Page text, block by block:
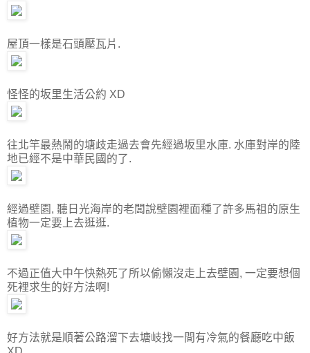
屋頂一樣是石頭壓瓦片.
怪怪的坂里生活公約 XD
往北竿最熱鬧的塘歧走過去會先經過坂里水庫. 水庫對岸的陸
地已經不是中華民國的了.
經過壁園, 聽日光海岸的老闆說壁園裡面種了許多馬祖的原生
植物一定要上去逛逛.
不過正值大中午快熱死了所以偷懶沒走上去壁園, 一定要想個
死裡求生的好方法啊!
好方法就是順著公路溜下去塘岐找一間有冷氣的餐廳吃中飯